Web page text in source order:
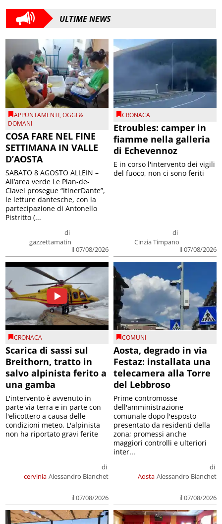
ULTIME NEWS
APPUNTAMENTI,OGGI &
DOMANI
COSA FARE NEL FINE
SETTIMANA IN VALLE
D’AOSTA
di
gazzettamatin
il 07/08/2026
SABATO 8 AGOSTO ALLEIN –
All’area verde Le Plan-de-
Clavel prosegue “ItinerDante”,
le letture dantesche, con la
partecipazione di Antonello
Pistritto (...
CRONACA
Etroubles: camper in
fiamme nella galleria
di Echevennoz
di
Cinzia Timpano
il 07/08/2026
E in corso l'intervento dei vigili
del fuoco, non ci sono feriti
CRONACA
Scarica di sassi sul
Breithorn, tratto in
salvo alpinista ferito a
una gamba
cervinia
di
Alessandro Bianchet
il 07/08/2026
L'intervento è avvenuto in
parte via terra e in parte con
l'elicottero a causa delle
condizioni meteo. L'alpinista
non ha riportato gravi ferite
COMUNI
Aosta, degrado in via
Festaz: installata una
telecamera alla Torre
del Lebbroso
Aosta
di
Alessandro Bianchet
il 07/08/2026
Prime contromosse
dell'amministrazione
comunale dopo l'esposto
presentato da residenti della
zona; promessi anche
maggiori controlli e ulteriori
inter...